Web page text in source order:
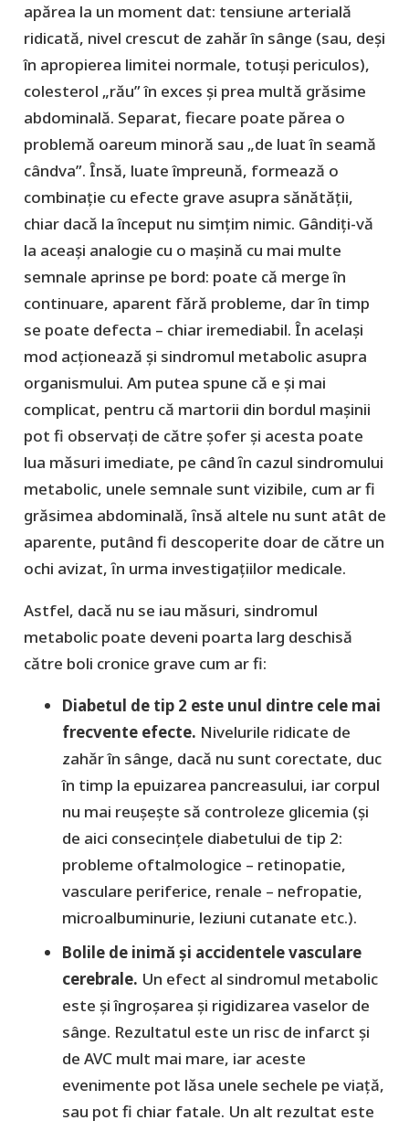
apărea la un moment dat: tensiune arterială
ridicată, nivel crescut de zahăr în sânge (sau, deşi
în apropierea limitei normale, totuși periculos),
colesterol „rău” în exces și prea multă grăsime
abdominală. Separat, fiecare poate părea o
problemă oareum minoră sau „de luat în seamă
cândva”. Însă, luate împreună, formează o
combinație cu efecte grave asupra sănătății,
chiar dacă la început nu simțim nimic. Gândiți-vă
la aceaşi analogie cu o mașină cu mai multe
semnale aprinse pe bord: poate că merge în
continuare, aparent fără probleme, dar în timp
se poate defecta – chiar iremediabil. În acelaşi
mod acționează și sindromul metabolic asupra
organismului. Am putea spune că e și mai
complicat, pentru că martorii din bordul mașinii
pot fi observaţi de către șofer și acesta poate
lua măsuri imediate, pe când ȋn cazul sindromului
metabolic, unele semnale sunt vizibile, cum ar fi
grăsimea abdominală, ȋnsă altele nu sunt atât de
aparente, putând fi descoperite doar de către un
ochi avizat, ȋn urma investigațiilor medicale.
Astfel, dacă nu se iau măsuri, sindromul
metabolic poate deveni poarta larg deschisă
către boli cronice grave cum ar fi:
Diabetul de tip 2 este unul dintre cele mai
frecvente efecte. Nivelurile ridicate de
zahăr în sânge, dacă nu sunt corectate, duc
în timp la epuizarea pancreasului, iar corpul
nu mai reușește să controleze glicemia (şi
de aici consecinţele diabetului de tip 2:
probleme oftalmologice – retinopatie,
vasculare periferice, renale – nefropatie,
microalbuminurie, leziuni cutanate etc.).
Bolile de inimă și accidentele vasculare
cerebrale. Un efect al sindromul metabolic
este şi îngroşarea și rigidizarea vaselor de
sânge. Rezultatul este un risc de infarct și
de AVC mult mai mare, iar aceste
evenimente pot lăsa unele sechele pe viață,
sau pot fi chiar fatale. Un alt rezultat este